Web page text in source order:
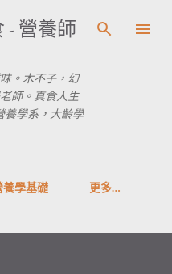
內容
- 營養師
。木不子，幻
師。真食人生
養學系，大齡學
養學基礎 更多…